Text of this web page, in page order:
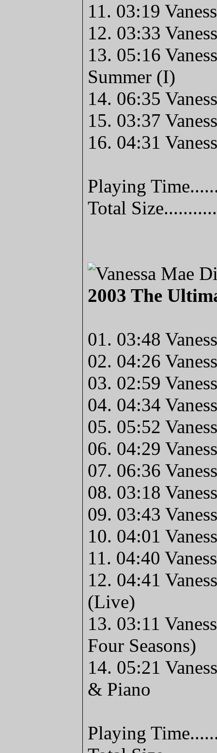
11. 03:19
12. 03:33
13. 05:16
Summer (I)
14. 06:35
15. 03:37
16. 04:31
Playing
Total
2003 The
01. 03:48
02. 04:26
03. 02:59
04. 04:34
05. 05:52
06. 04:29
07. 06:36
08. 03:18
09. 03:43
10. 04:01
11. 04:40
12. 04:41
(Live)
13. 03:11
Four Seasons)
14. 05:21
& Piano
Playing